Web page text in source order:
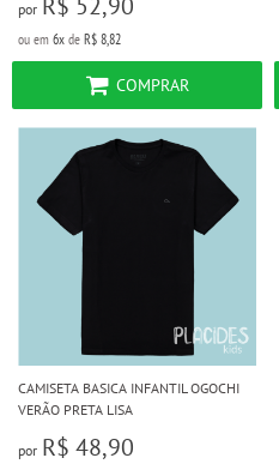
por
ou em 6x de R$ 8,82
COMPRAR
CAMISETA BASICA INFANTIL OGOCHI
VERÃO PRETA LISA
por R$ 48,90